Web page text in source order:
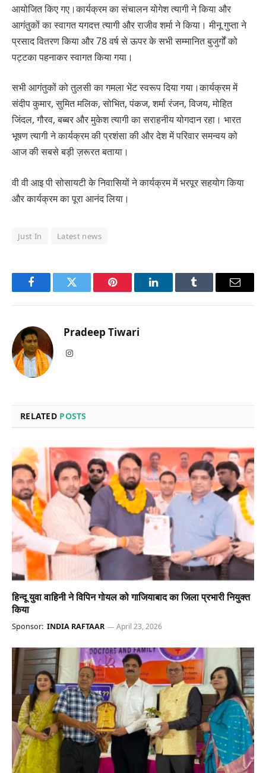
आयोजित किए गए।कार्यक्रम का संचालन योगेश त्यागी ने किया और
आगंतुकों का स्वागत यगदत्त त्यागी और राजीव शर्मा ने किया। मीनू गुप्ता ने
प्रसाद वितरण किया और 78 वर्ष से ऊपर के सभी सम्मानित बुजुर्गों को
पट्टका पहनाकर स्वागत किया गया।
सभी आगंतुकों को तुलसी का गमला भेंट स्वरूप दिया गया।कार्यक्रम में
संदीप कुमार, सुमित मलिक, सोभित, पंकज, शर्मा रंजन, विजय, मोहित
जिंदल, गौरव, बब्बर और मुकेश त्यागी का सराहनीय योगदान रहा। भारत
भूषण त्यागी ने कार्यक्रम की प्रशंसा की और देश में परिवार समन्वय को
आज की सबसे बड़ी ज़रूरत बताया।
वी वी आइ पी सोसायटी के निवासियों ने कार्यक्रम में भरपूर सहयोग किया
और कार्यक्रम का पूरा आनंद लिया।
Just In Latest news
FacebookTwitter Pinterest LinkedInTumblr Email
Pradeep Tiwari
Instagram
RELATED POSTS
हिन्दू युवा वाहिनी ने विपिन गोयल को गाजियाबाद का जिला प्रभारी नियुक्त
किया
Sponsor: INDIA RAFTAAR April 23, 2026